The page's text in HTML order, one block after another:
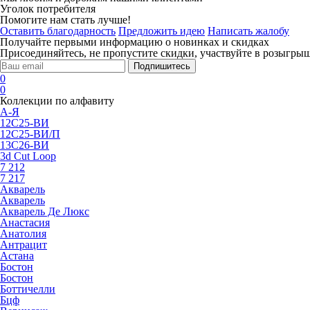
Уголок потребителя
Помогите нам стать лучше!
Оставить благодарность Предложить идею Написать жалобу
Получайте первыми информацию о новинках и скидках
Присоединяйтесь, не пропустите скидки, участвуйте в
Подпишитесь
0
0
Коллекции по алфавиту
А-Я
12С25-ВИ
12С25-ВИ/П
13С26-ВИ
3d Cut Loop
7 212
7 217
Акварель
Акварель
Акварель Де Люкс
Анастасия
Анатолия
Антрацит
Астана
Бостон
Бостон
Боттичелли
Бцф